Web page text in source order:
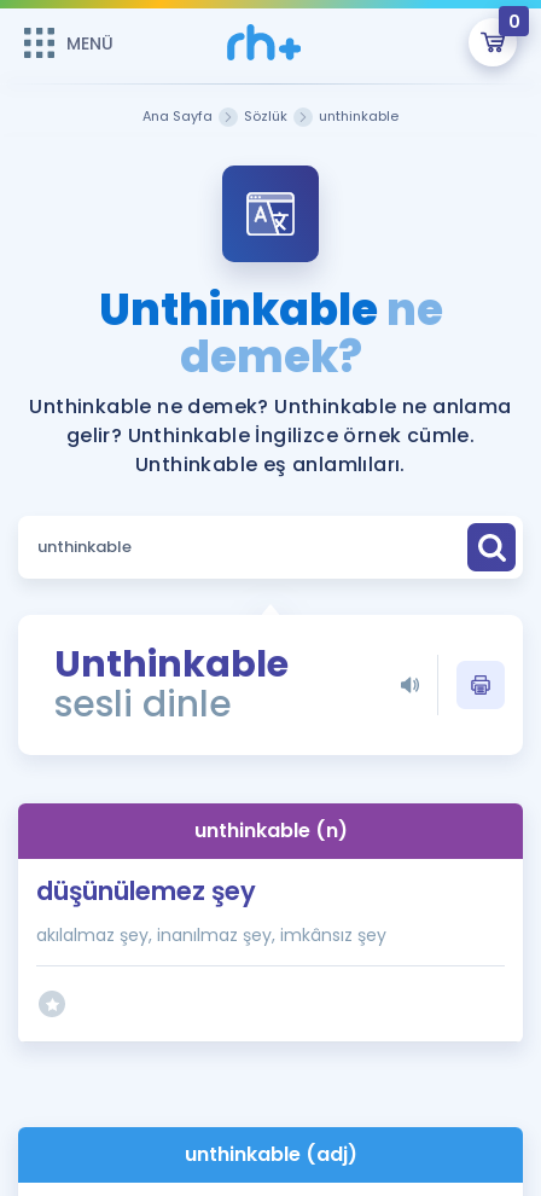
MENÜ
0
Şifremi Hatırlamıyorum
Sepetin Şu An Boş.
Remzi Hoca ile seni sınava hazırlayacak onlarca eğitim seni
bekliyor!
MENÜ
Katılımcı Görüşleri
Faydalı Araçlar
Ücretsiz Kaynaklar
ÖSYM Sınav Takvimi
Kampanyalar
İngilizce Gramer
İngilizce Gramer
Ana Sayfa Sözlük unthinkable
Unthinkablene
demek?
Unthinkable ne demek? Unthinkable ne anlama
gelir? Unthinkable İngilizce örnek cümle.
Unthinkable eş anlamlıları.
Unthinkable
sesli dinle
unthinkable (n)
düşünülemez şey
akılalmaz şey, inanılmaz şey, imkânsız şey
unthinkable (adj)